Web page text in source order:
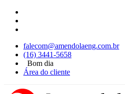
falecom@amendolaeng.com.br
(16) 3441-5658
Bom dia
Área do cliente